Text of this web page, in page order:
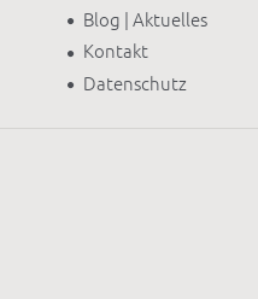
Blog | Aktuelles
Kontakt
Datenschutz